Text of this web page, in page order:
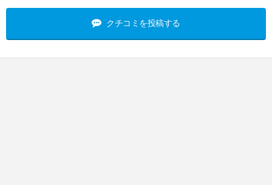
クチコミを投稿する